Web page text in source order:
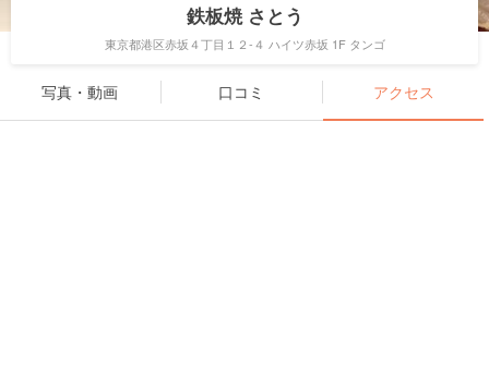
鉄板焼 さとう
東京都港区赤坂４丁目１２-４ ハイツ赤坂 1F タンゴ
写真・動画 口コミ アクセス